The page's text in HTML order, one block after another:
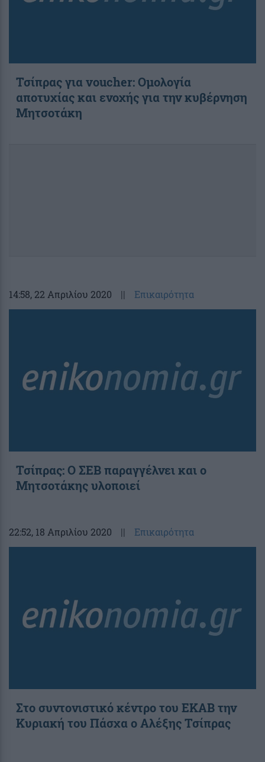
Τσίπρας για voucher: Ομολογία
αποτυχίας και ενοχής για την κυβέρνηση
Μητσοτάκη
14:58, 22 Απριλίου 2020 || Επικαιρότητα
Τσίπρας: Ο ΣΕΒ παραγγέλνει και ο
Μητσοτάκης υλοποιεί
22:52, 18 Απριλίου 2020 || Επικαιρότητα
Στο συντονιστικό κέντρο του ΕΚΑΒ την
Κυριακή του Πάσχα ο Αλέξης Τσίπρας